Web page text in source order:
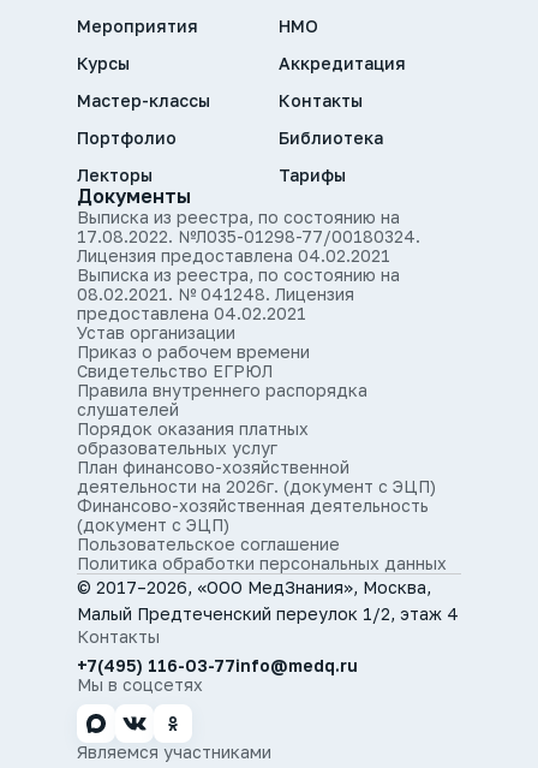
Мероприятия
Курсы
Мастер-классы
Портфолио
Лекторы
НМО
Аккредитация
Контакты
Библиотека
Тарифы
Документы
Выписка из реестра, по состоянию на
17.08.2022. №Л035-01298-77/00180324.
Лицензия предоставлена 04.02.2021
Выписка из реестра, по состоянию на
08.02.2021. № 041248. Лицензия
предоставлена 04.02.2021
Устав организации
Приказ о рабочем времени
Свидетельство ЕГРЮЛ
Правила внутреннего распорядка
слушателей
Порядок оказания платных
образовательных услуг
План финансово-хозяйственной
деятельности на 2026г. (документ с ЭЦП)
Финансово-хозяйственная деятельность
(документ с ЭЦП)
Пользовательское соглашение
Политика обработки персональных данных
© 2017–2026, «ООО МедЗнания», Москва,
Малый Предтеченский переулок 1/2, этаж 4
Контакты
+7(495) 116-03-77info@medq.ru
Мы в соцсетях
Являемся участниками